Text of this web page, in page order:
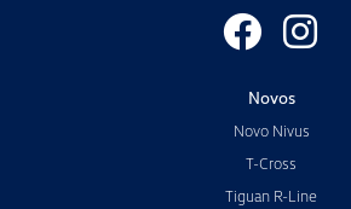
Novos
Novo Nivus
T-Cross
Tiguan R-Line